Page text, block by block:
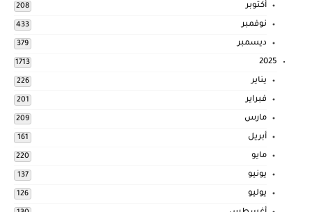
أكتوبر 208
نوفمبر 433
ديسمبر 379
2025
1713
يناير 226
فبراير 201
مارس 209
أبريل 161
مايو 220
يونيو 137
يوليو 126